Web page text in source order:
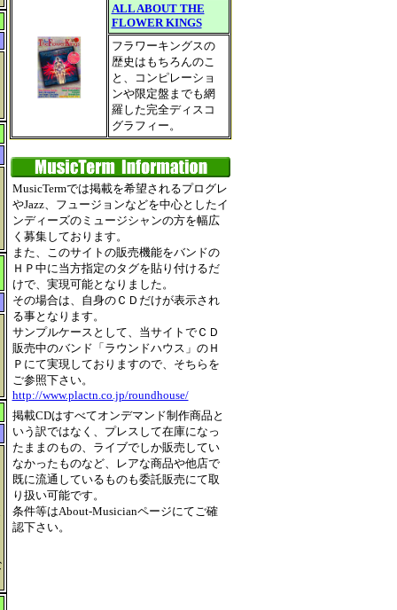
ALL ABOUT THE
FLOWER KINGS
フラワーキングスの
歴史はもちろんのこ
と、コンピレーショ
ンや限定盤までも網
羅した完全ディスコ
グラフィー。
MusicTermでは掲載を希望されるプログレ
やJazz、フュージョンなどを中心としたイ
ンディーズのミュージシャンの方を幅広
く募集しております。
また、このサイトの販売機能をバンドの
ＨＰ中に当方指定のタグを貼り付けるだ
けで、実現可能となりました。
その場合は、自身のＣＤだけが表示され
る事となります。
サンプルケースとして、当サイトでＣＤ
販売中のバンド「ラウンドハウス」のＨ
Ｐにて実現しておりますので、そちらを
ご参照下さい。
http://www.plactn.co.jp/roundhouse/
掲載CDはすべてオンデマンド制作商品と
いう訳ではなく、プレスして在庫になっ
たままのもの、ライブでしか販売してい
なかったものなど、レアな商品や他店で
既に流通しているものも委託販売にて取
り扱い可能です。
条件等はAbout-Musicianページにてご確
認下さい。